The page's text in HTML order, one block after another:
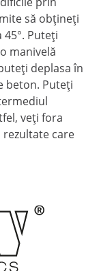
să obțineți
Puteți
manivelă
deplasa în
beton. Puteți
veți fora
care